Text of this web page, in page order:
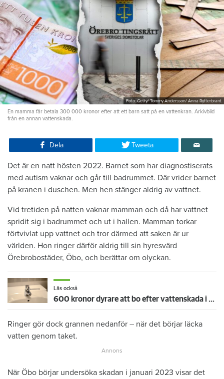
Foto: Getty/ Tommy Andersson/ Anna Rytterbrant
En mamma får betala 300 000 kronor efter att ett barn satt på en vattenkran. Arkivbild
från en annan vattenskada.
Dela Tweeta
Det är en natt hösten 2022. Barnet som har diagnostiserats
med autism vaknar och går till badrummet. Där vrider barnet
på kranen i duschen. Men hen stänger aldrig av vattnet.
Vid tretiden på natten vaknar mamman och då har vattnet
spridit sig i badrummet och ut i hallen. Mamman torkar
förtvivlat upp vattnet och tror därmed att saken är ur
världen. Hon ringer därför aldrig till sin hyresvärd
Örebrobostäder, Öbo, och berättar om olyckan.
Läs också
600 kronor dyrare att bo efter vattenskada i Varberg
Ringer gör dock grannen nedanför – när det börjar läcka
vatten genom taket.
När Öbo börjar undersöka skadan i januari 2023 visar det